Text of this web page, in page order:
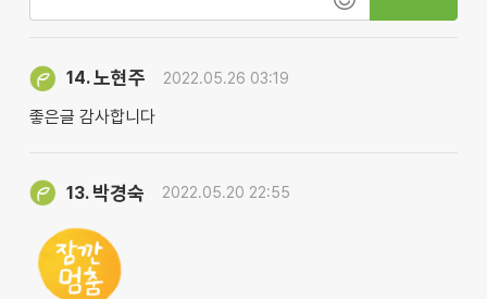
14.노현주 2022.05.26 03:19
좋은글 감사합니다
13. 박경숙 2022.05.20 22:55